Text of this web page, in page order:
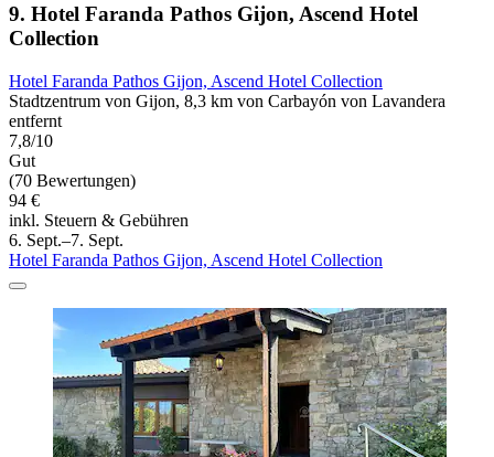
9. Hotel Faranda Pathos Gijon, Ascend Hotel
Collection
Hotel Faranda Pathos Gijon, Ascend Hotel Collection
Stadtzentrum von Gijon, 8,3 km von Carbayón von Lavandera
entfernt
7,8/10
Gut
(70 Bewertungen)
94 €
inkl. Steuern & Gebühren
6. Sept.–7. Sept.
Hotel Faranda Pathos Gijon, Ascend Hotel Collection